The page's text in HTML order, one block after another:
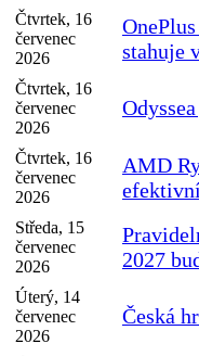
Čtvrtek, 16
červenec
2026
stahuje
Čtvrtek, 16
červenec
2026
Čtvrtek, 16
červenec
2026
AMD
Středa, 15
červenec
2026
2027
Úterý, 14
červenec
2026
Česká